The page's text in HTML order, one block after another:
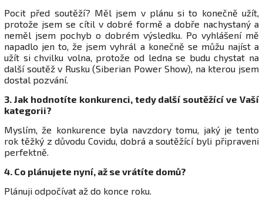
Pocit před soutěží? Měl jsem v plánu si to konečně užít,
protože jsem se cítil v dobré formě a dobře nachystaný a
neměl jsem pochyb o dobrém výsledku. Po vyhlášení mě
napadlo jen to, že jsem vyhrál a konečně se můžu najíst a
užít si chvilku volna, protože od ledna se budu chystat na
další soutěž v Rusku (Siberian Power Show), na kterou jsem
dostal pozvání.
3. Jak hodnotíte konkurenci, tedy další soutěžící ve Vaší
kategorii?
Myslím, že konkurence byla navzdory tomu, jaký je tento
rok těžký z důvodu Covidu, dobrá a soutěžící byli připraveni
perfektně.
4. Co plánujete nyní, až se vrátíte domů?
Plánuji odpočívat až do konce roku.